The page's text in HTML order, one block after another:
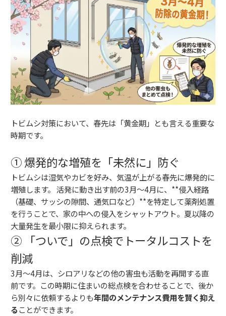
トビムシ対策において、春先は「黄金期」とも言える重要な
時期です。
① 爆発的な増殖を「未然に」防ぐ
トビムシは湿気やカビを好み、気温が上がる春先に爆発的に
増殖します。 活発に動き出す前の3月〜4月に、**侵入経路
（基礎、サッシの隙間、通気口など）**を特定して薬剤処置
を行うことで、家の中への侵入をシャットアウト。夏以降の
大量発生を最小限に抑えられます。
② 「ついで」の点検でトータルコストを
削減
3月〜4月は、シロアリなどの他の害虫も活動を再開する直
前です。この時期に住まいの総点検を合わせることで、後か
ら別々に依頼するよりも年間のメンテナンス費用を賢く抑え
る ことができます。